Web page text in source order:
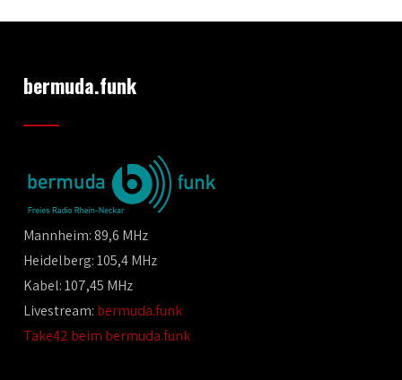
bermuda.funk
Mannheim: 89,6 MHz
Heidelberg: 105,4 MHz
Kabel: 107,45 MHz
Livestream: bermuda.funk
Take42 beim bermuda.funk